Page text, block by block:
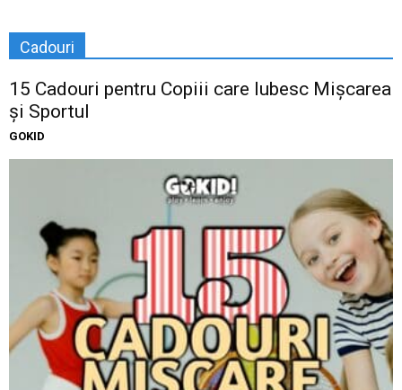
Cadouri
15 Cadouri pentru Copiii care Iubesc Mișcarea
și Sportul
GOKID